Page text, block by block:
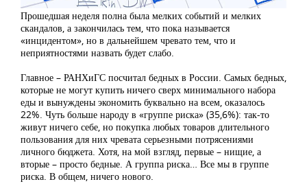
Прошедшая неделя полна была мелких событий и мелких
скандалов, а закончилась тем, что пока называется
«инцидентом», но в дальнейшем чревато тем, что и
неприятностями назвать будет слабо.
Главное – РАНХиГС посчитал бедных в России. Самых бедных,
которые не могут купить ничего сверх минимального набора
еды и вынуждены экономить буквально на всем, оказалось
22%. Чуть больше народу в «группе риска» (35,6%): так-то
живут ничего себе, но покупка любых товаров длительного
пользования для них чревата серьезными потрясениями
личного бюджета. Хотя, на мой взгляд, первые – нищие, а
вторые – просто бедные. А группа риска… Все мы в группе
риска. В общем, ничего нового.